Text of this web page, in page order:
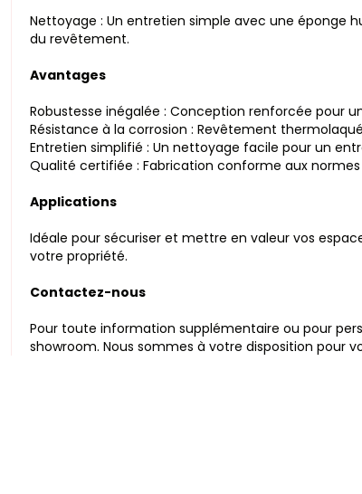
Nettoyage : Un entretien simple avec une éponge
du revêtement.
Avantages
Robustesse inégalée : Conception renforcée pour
Résistance à la corrosion : Revêtement
Entretien simplifié : Un nettoyage facile pour un
Qualité certifiée : Fabrication conforme aux
Applications
Idéale pour sécuriser et mettre en valeur vos
votre propriété.
Contactez-nous
Pour toute information supplémentaire ou pour
showroom. Nous sommes à votre disposition pour